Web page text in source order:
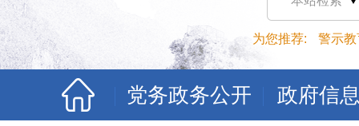
为您推荐: 警示教
党务政务公开 政府信